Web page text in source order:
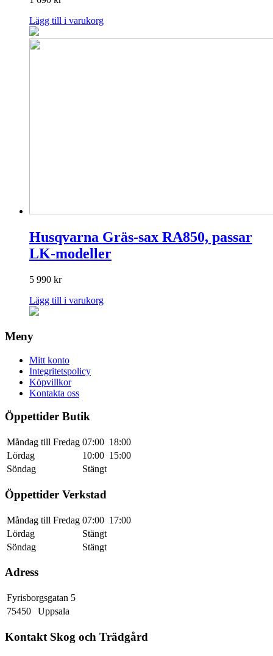
Lägg till i varukorg
Husqvarna Gräs-sax RA850, passar
LK-modeller
5 990 kr
Lägg till i varukorg
Meny
Mitt konto
Integritetspolicy
Köpvillkor
Kontakta oss
Öppettider Butik
Måndag till Fredag 07:00 18:00
Lördag
10:00 15:00
Söndag
Stängt
Öppettider Verkstad
Måndag till Fredag 07:00 17:00
Lördag
Stängt
Söndag
Stängt
Adress
Fyrisborgsgatan 5
75450
Uppsala
Kontakt Skog och Trädgård